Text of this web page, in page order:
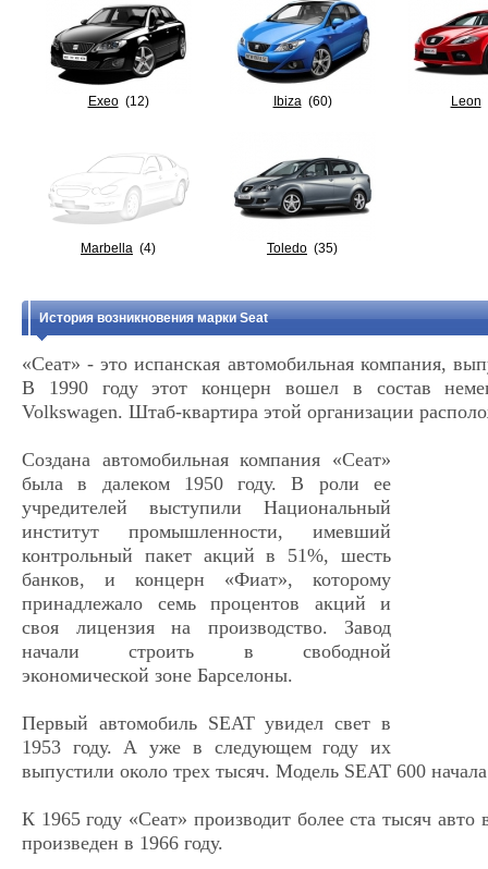
Exeo (12) Ibiza (60) Leon
Marbella (4) Toledo (35)
История возникновения марки Seat
«Сеат» - это испанская автомобильная компания,
В 1990 году этот концерн вошел в состав
Volkswagen. Штаб-квартира этой организации
Создана автомобильная компания «Сеат»
была в далеком 1950 году. В роли ее
учредителей выступили Национальный
институт промышленности, имевший
контрольный пакет акций в 51%, шесть
банков, и концерн «Фиат», которому
принадлежало семь процентов акций и
своя лицензия на производство. Завод
начали строить в свободной
экономической зоне Барселоны.
Первый автомобиль SEAT увидел свет в
1953 году. А уже в следующем году их
выпустили около трех тысяч. Модель SEAT 600
К 1965 году «Сеат» производит более ста тысяч
произведен в 1966 году.